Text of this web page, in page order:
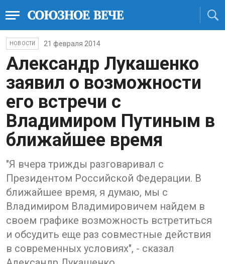
НОВОСТИ 21 февраля 2014
Александр Лукашенко
заявил о возможности
его встречи с
Владимиром Путиным в
ближайшее время
"Я вчера трижды разговаривал с
Президентом Российской Федерации. В
ближайшее время, я думаю, мы с
Владимиром Владимировичем найдем в
своем графике возможность встретиться
и обсудить еще раз совместные действия
в современных условиях", - сказал